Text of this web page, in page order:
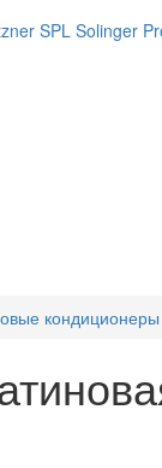
SPL Solinger
кондиционеры